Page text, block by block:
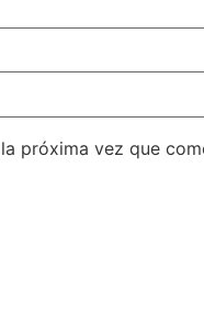
próxima vez que